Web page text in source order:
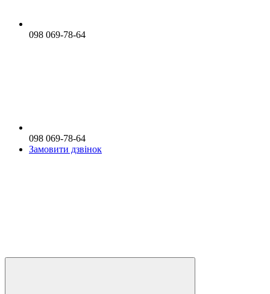
098 069-78-64
098 069-78-64
Замовити дзвінок